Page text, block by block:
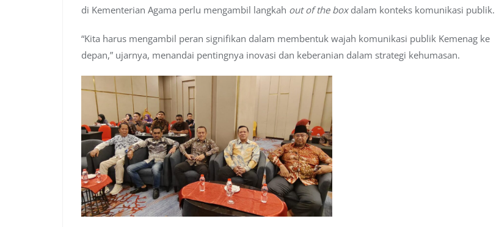
di Kementerian Agama perlu mengambil langkah out of the box dalam konteks komunikasi publik.
“Kita harus mengambil peran signifikan dalam membentuk wajah komunikasi publik Kemenag ke
depan,” ujarnya, menandai pentingnya inovasi dan keberanian dalam strategi kehumasan.